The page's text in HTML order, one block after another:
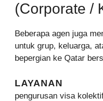
(Corporate /
Beberapa agen juga
untuk grup, keluarga,
bepergian ke Qatar
LAYANAN
pengurusan visa